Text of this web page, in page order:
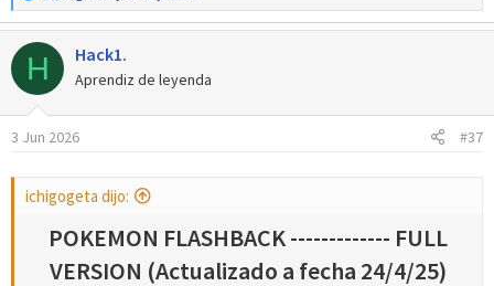
e
a
c
c
i
o
n
:
H Hack1.
Aprendiz de leyenda
3 Jun 2026 #37
ichigogeta dijo:
POKEMON FLASHBACK ------------- FULL
VERSION (Actualizado a fecha 24/4/25)